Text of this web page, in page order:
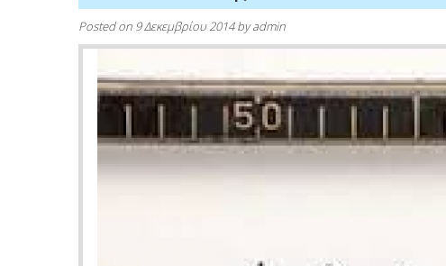
Posted on 9 Δεκεμβρίου 2014byadmin